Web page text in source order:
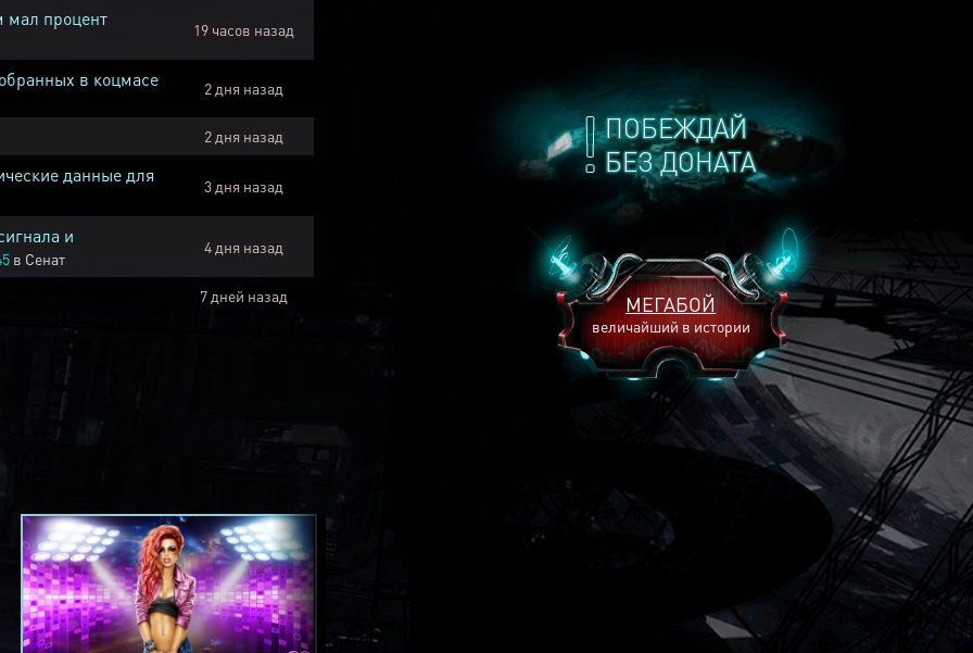
ПОБЕЖДАЙ
БЕЗ ДОНАТА
МЕГАБОЙ
величайший в истории
мал процент 19 часов назад
в коцмасе 2 дня назад
2 дня назад
данные для 3 дня назад
и
в Сенат
4 дня назад
7 дней назад